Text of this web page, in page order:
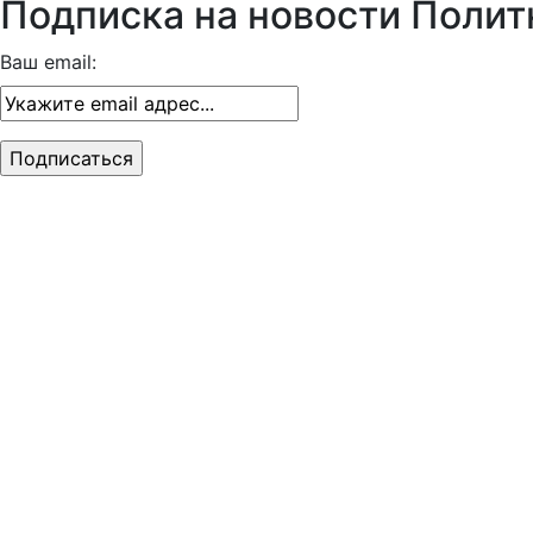
Подписка на новости
Ваш email: